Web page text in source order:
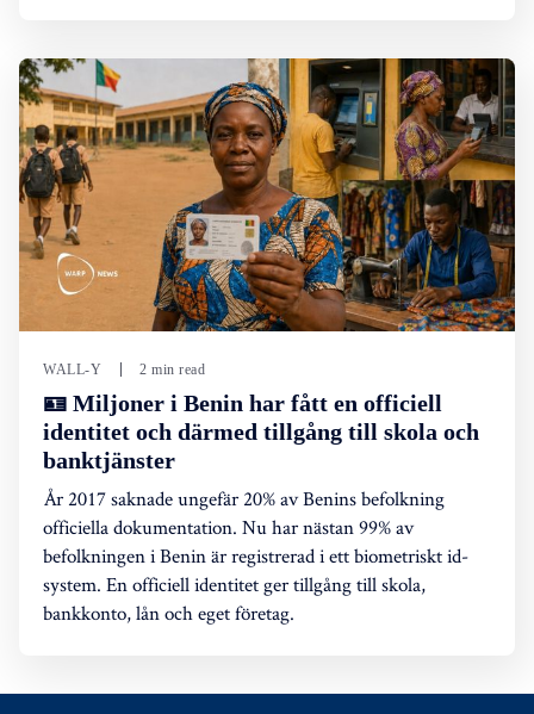
WALL-Y 2 min read
🪪 Miljoner i Benin har fått en officiell
identitet och därmed tillgång till skola och
banktjänster
År 2017 saknade ungefär 20% av Benins befolkning
officiella dokumentation. Nu har nästan 99% av
befolkningen i Benin är registrerad i ett biometriskt id-
system. En officiell identitet ger tillgång till skola,
bankkonto, lån och eget företag.